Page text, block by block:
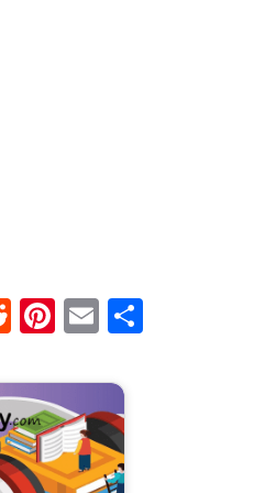
R
d
di
t
Pi
er
e
st
E
ai
l